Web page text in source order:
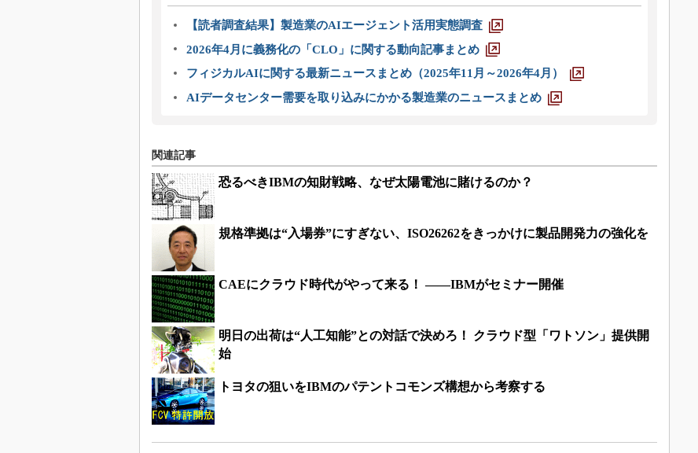
【読者調査結果】製造業のAIエージェント活用実態調査
2026年4月に義務化の「CLO」に関する動向記事まとめ
フィジカルAIに関する最新ニュースまとめ（2025年11月～2026年4月）
AIデータセンター需要を取り込みにかかる製造業のニュースまとめ
関連記事
恐るべきIBMの知財戦略、なぜ太陽電池に賭けるのか？
規格準拠は“入場券”にすぎない、ISO26262をきっかけに製品開発力の強化を
CAEにクラウド時代がやって来る！ ――IBMがセミナー開催
明日の出荷は“人工知能”との対話で決めろ！ クラウド型「ワトソン」提供開
始
トヨタの狙いをIBMのパテントコモンズ構想から考察する